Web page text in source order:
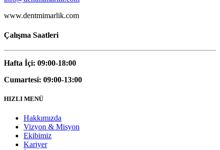
www.dentmimarlik.com
Çalışma Saatleri
Hafta İçi: 09:00-18:00
Cumartesi: 09:00-13:00
HIZLI MENÜ
Hakkımızda
Vizyon & Misyon
Ekibimiz
Kariyer